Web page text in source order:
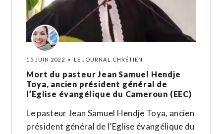
15 JUIN 2022 LE JOURNAL CHRÉTIEN
Mort du pasteur Jean Samuel Hendje
Toya, ancien président général de
l’Eglise évangélique du Cameroun (EEC)
Le pasteur Jean Samuel Hendje Toya, ancien
président général de l’Eglise évangélique du